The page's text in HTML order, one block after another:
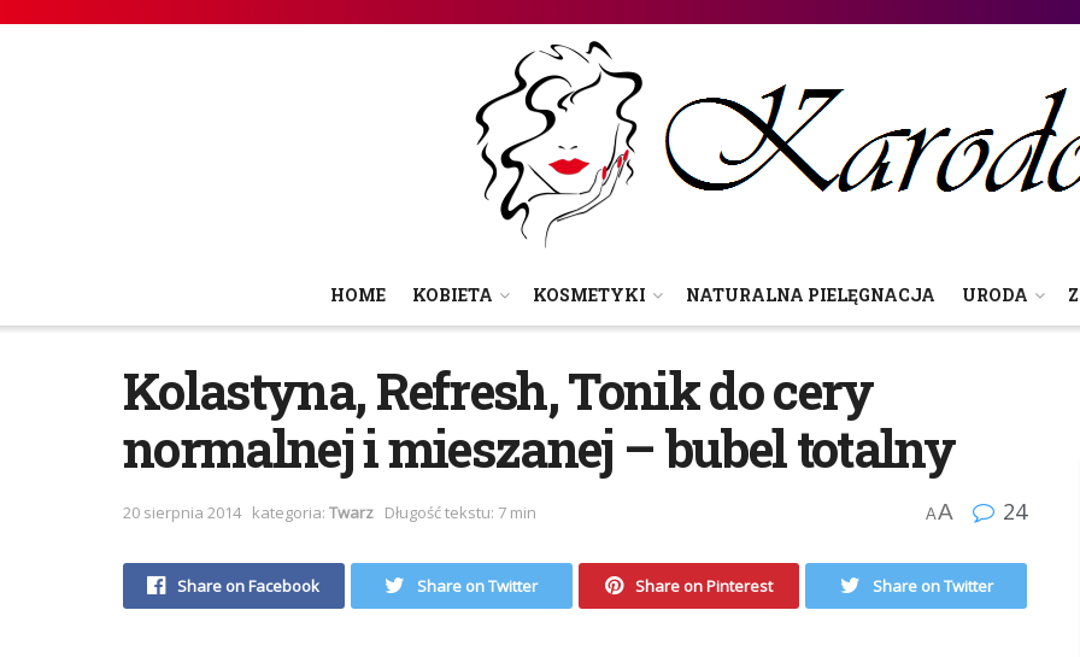
HOME KOBIETA KOSMETYKI NATURALNA PIELĘGNACJA URODA
Kolastyna, Refresh, Tonik do cery
normalnej i mieszanej – bubel totalny
20 sierpnia 2014 kategoria: Twarz Długość tekstu: 7 min AA 24
Share on Facebook Share on Twitter Share on Pinterest Share on Twitter